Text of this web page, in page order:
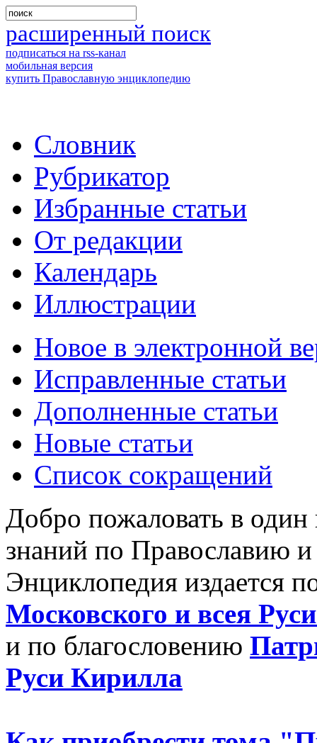
расширенный поиск
подписаться на rss-канал
мобильная версия
купить Православную энциклопедию
Словник
Рубрикатор
Избранные статьи
От редакции
Календарь
Иллюстрации
Новое в электронной
Исправленные статьи
Дополненные статьи
Новые статьи
Список сокращений
Добро пожаловать в
знаний по Православию
Энциклопедия издается
Московского и всея
и по благословению
Руси Кирилла